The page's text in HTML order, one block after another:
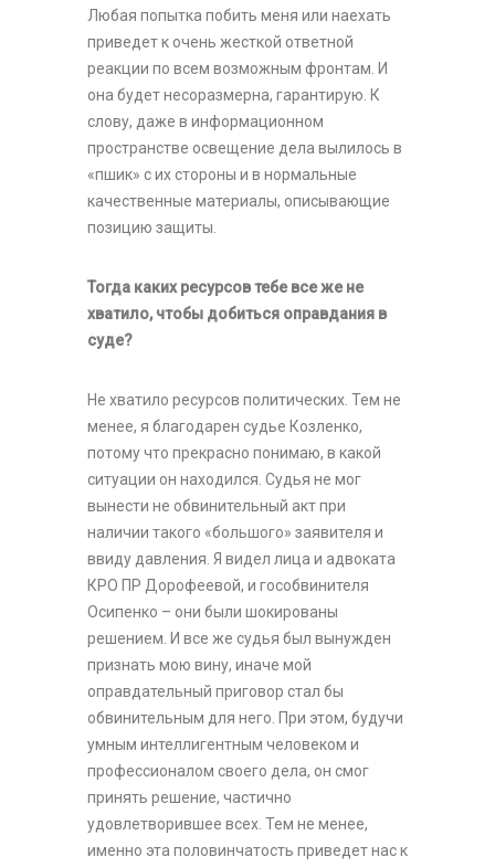
Любая попытка побить меня или наехать
приведет к очень жесткой ответной
реакции по всем возможным фронтам. И
она будет несоразмерна, гарантирую. К
слову, даже в информационном
пространстве освещение дела вылилось в
«пшик» с их стороны и в нормальные
качественные материалы, описывающие
позицию защиты.
Тогда каких ресурсов тебе все же не
хватило, чтобы добиться оправдания в
суде?
Не хватило ресурсов политических. Тем не
менее, я благодарен судье Козленко,
потому что прекрасно понимаю, в какой
ситуации он находился. Судья не мог
вынести не обвинительный акт при
наличии такого «большого» заявителя и
ввиду давления. Я видел лица и адвоката
КРО ПР Дорофеевой, и гособвинителя
Осипенко – они были шокированы
решением. И все же судья был вынужден
признать мою вину, иначе мой
оправдательный приговор стал бы
обвинительным для него. При этом, будучи
умным интеллигентным человеком и
профессионалом своего дела, он смог
принять решение, частично
удовлетворившее всех. Тем не менее,
именно эта половинчатость приведет нас к